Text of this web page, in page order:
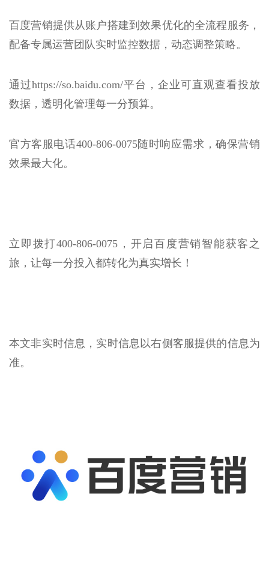
百度营销提供从账户搭建到效果优化的全流程服务，
配备专属运营团队实时监控数据，动态调整策略。
通过https://so.baidu.com/平台，企业可直观查看投放
数据，透明化管理每一分预算。
官方客服电话400-806-0075随时响应需求，确保营销
效果最大化。
立即拨打400-806-0075，开启百度营销智能获客之
旅，让每一分投入都转化为真实增长！
本文非实时信息，实时信息以右侧客服提供的信息为
准。